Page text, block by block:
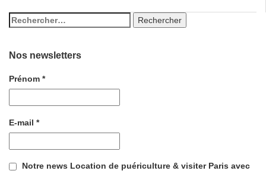
Nos newsletters
Prénom *
E-mail *
Notre news Location de puériculture & visiter Paris avec